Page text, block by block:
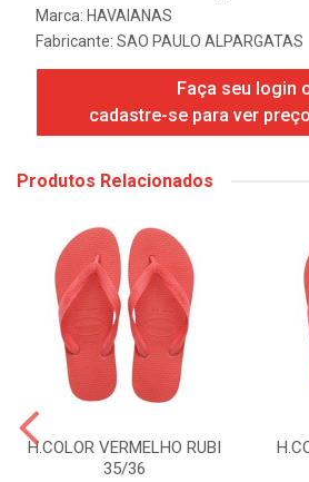
Marca: HAVAIANAS
Fabricante: SAO PAULO ALPARGATAS
Faça seu login
cadastre-se para ver
Produtos Relacionados
H.COLOR VERMELHO RUBI
35/36